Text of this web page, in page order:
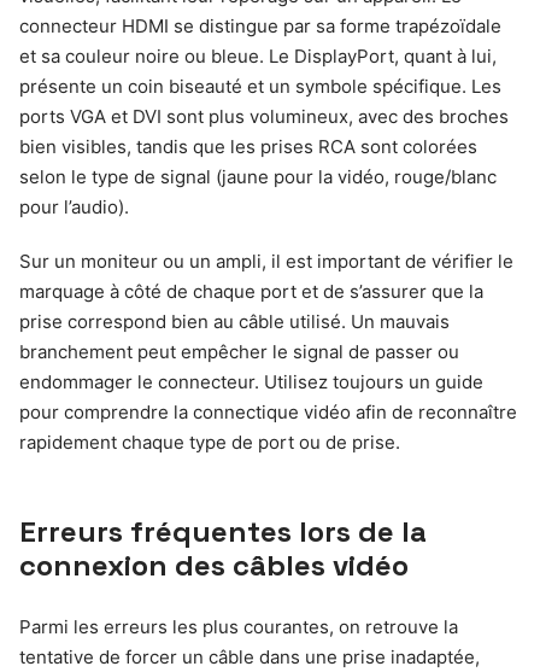
connecteur HDMI se distingue par sa forme trapézoïdale
et sa couleur noire ou bleue. Le DisplayPort, quant à lui,
présente un coin biseauté et un symbole spécifique. Les
ports VGA et DVI sont plus volumineux, avec des broches
bien visibles, tandis que les prises RCA sont colorées
selon le type de signal (jaune pour la vidéo, rouge/blanc
pour l’audio).
Sur un moniteur ou un ampli, il est important de vérifier le
marquage à côté de chaque port et de s’assurer que la
prise correspond bien au câble utilisé. Un mauvais
branchement peut empêcher le signal de passer ou
endommager le connecteur. Utilisez toujours un guide
pour comprendre la connectique vidéo afin de reconnaître
rapidement chaque type de port ou de prise.
Erreurs fréquentes lors de la
connexion des câbles vidéo
Parmi les erreurs les plus courantes, on retrouve la
tentative de forcer un câble dans une prise inadaptée,